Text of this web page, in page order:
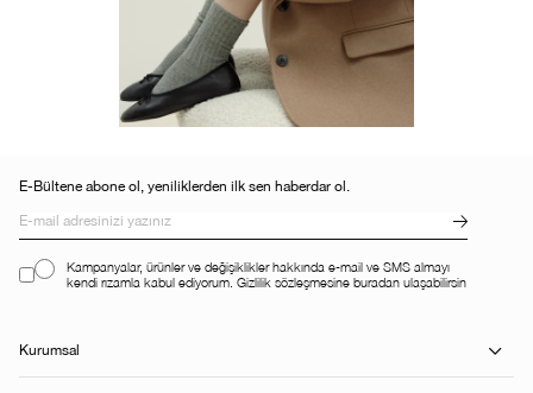
E-Bültene abone ol, yeniliklerden ilk sen haberdar ol.
Kampanyalar, ürünler ve değişiklikler hakkında e-mail ve SMS almayı
kendi rızamla kabul ediyorum. Gizlilik sözleşmesine buradan ulaşabilirsin
Kurumsal